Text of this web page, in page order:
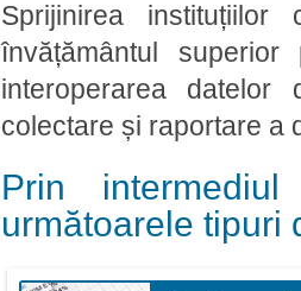
Sprijinirea
învățământul
interoperarea
colectare și raportare a
Prin
următoarele tipuri